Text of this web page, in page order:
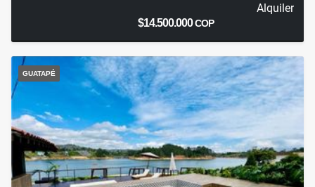
Alquiler
$14.500.000COP
GUATAPÉ